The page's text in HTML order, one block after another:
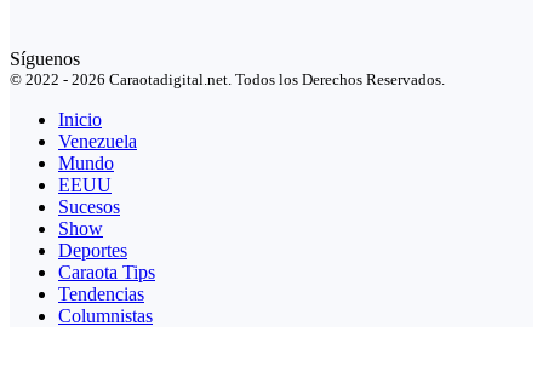
Síguenos
© 2022 - 2026 Caraotadigital.net. Todos los Derechos Reservados.
Inicio
Venezuela
Mundo
EEUU
Sucesos
Show
Deportes
Caraota Tips
Tendencias
Columnistas